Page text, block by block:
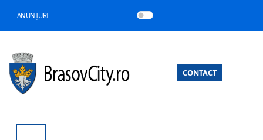
ANUNȚURI
CONTACT